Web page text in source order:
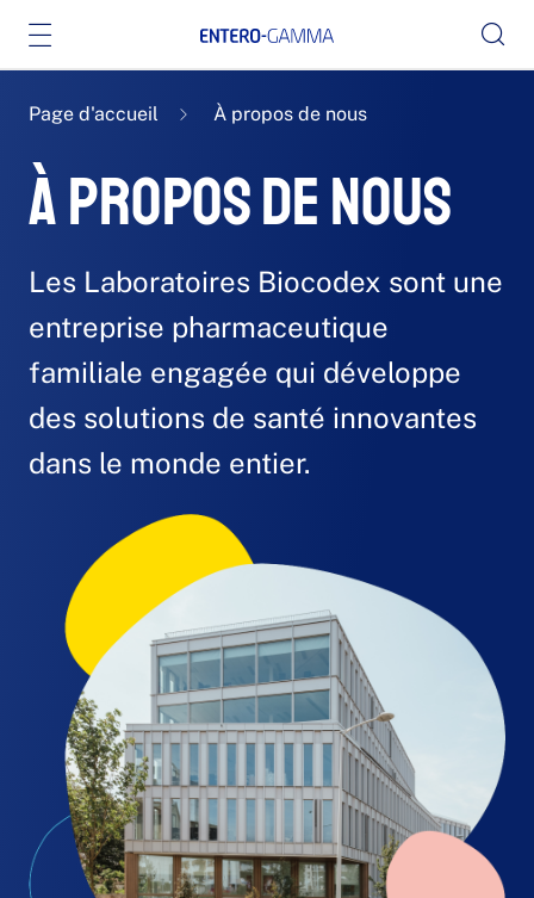
Page d'accueil À propos de nous
À propos de nous
Les Laboratoires Biocodex sont une
entreprise pharmaceutique
familiale engagée qui développe
des solutions de santé innovantes
dans le monde entier.